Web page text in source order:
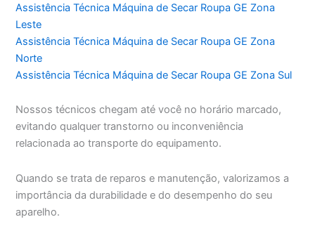
Assistência Técnica Máquina de Secar Roupa GE Zona
Leste
Assistência Técnica Máquina de Secar Roupa GE Zona
Norte
Assistência Técnica Máquina de Secar Roupa GE Zona Sul
Nossos técnicos chegam até você no horário marcado,
evitando qualquer transtorno ou inconveniência
relacionada ao transporte do equipamento.
Quando se trata de reparos e manutenção, valorizamos a
importância da durabilidade e do desempenho do seu
aparelho.